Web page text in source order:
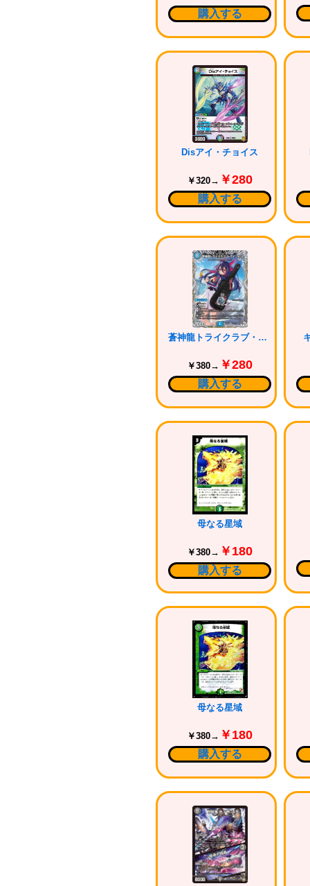
購入する
Disアイ・チョイス
￥320→ ￥280
購入する
蒼神龍トライクラブ・トライショット
￥380→ ￥280
購入する
母なる星域
￥380→ ￥180
購入する
母なる星域
￥380→ ￥180
購入する